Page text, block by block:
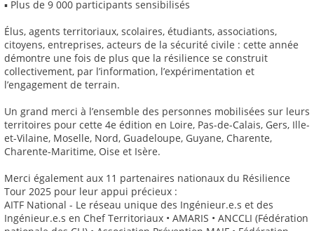
▪ Plus de 9 000 participants sensibilisés
Élus, agents territoriaux, scolaires, étudiants, associations,
citoyens, entreprises, acteurs de la sécurité civile : cette année
démontre une fois de plus que la résilience se construit
collectivement, par l’information, l’expérimentation et
l’engagement de terrain.
Un grand merci à l’ensemble des personnes mobilisées sur leurs
territoires pour cette 4e édition en Loire, Pas-de-Calais, Gers, Ille-
et-Vilaine, Moselle, Nord, Guadeloupe, Guyane, Charente,
Charente-Maritime, Oise et Isère.
Merci également aux 11 partenaires nationaux du Résilience
Tour 2025 pour leur appui précieux :
AITF National - Le réseau unique des Ingénieur.e.s et des
Ingénieur.e.s en Chef Territoriaux • AMARIS • ANCCLI (Fédération